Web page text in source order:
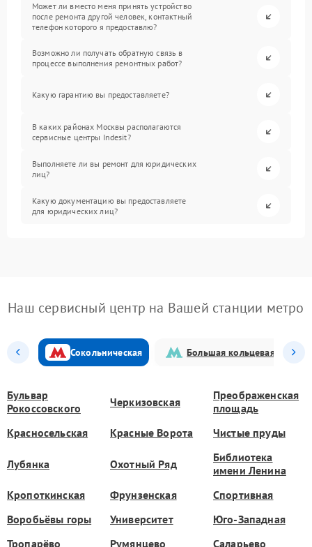
Может ли вместо меня принять устройство
после ремонта другой человек, контактный
телефон которого я предоставлю?
Возможно ли получать обратную связь в
процессе выполнения ремонтных работ?
Какую гарантию вы предоставляете?
В каких районах Москвы располагаются
сервисные центры Indesit?
Выполняете ли вы ремонт для юридических
лиц?
Какую документацию вы предоставляете
для юридических лиц?
Наш сервисный центр на Вашей станции метро
Сокольническая Большая кольцевая
Бульвар
Рокоссовского
Черкизовская
Преображенская
площадь
Красносельская
Красные Ворота Чистые пруды
Лубянка Охотный Ряд
Библиотека
имени Ленина
Кропоткинская
Фрунзенская
Спортивная
Воробьёвы горы
Университет
Юго-Западная
Тропарёво
Румянцево Саларьево